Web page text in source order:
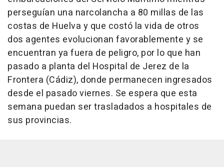
perseguían una narcolancha a 80 millas de las
costas de Huelva y que costó la vida de otros
dos agentes evolucionan favorablemente y se
encuentran ya fuera de peligro, por lo que han
pasado a planta del Hospital de Jerez de la
Frontera (Cádiz), donde permanecen ingresados
desde el pasado viernes. Se espera que esta
semana puedan ser trasladados a hospitales de
sus provincias.